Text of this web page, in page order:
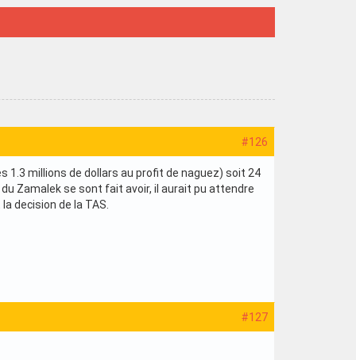
#126
1.3 millions de dollars au profit de naguez) soit 24
Zamalek se sont fait avoir, il aurait pu attendre
decision de la TAS.
#127